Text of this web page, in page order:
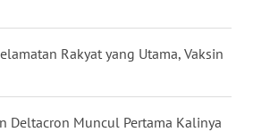
Rakyat yang Utama, Vaksin
Deltacron Muncul Pertama Kalinya